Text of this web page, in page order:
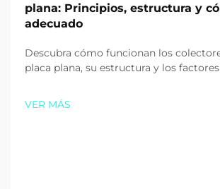
plana: Principios, estructura y
adecuado
Descubra cómo funcionan los
placa plana, su estructura y los
Maximice la eficiencia y los ahorros:
nuestra guía gratuita hoy.
VER MÁS